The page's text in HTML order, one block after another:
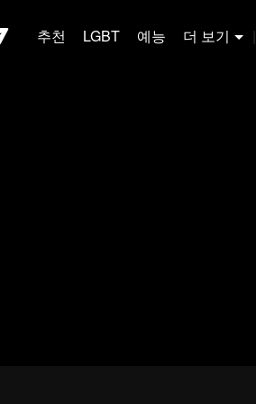
추천 LGBT 예능 더 보기 |